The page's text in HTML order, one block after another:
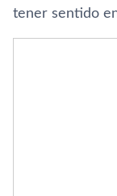
tener sentido